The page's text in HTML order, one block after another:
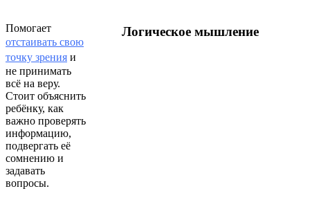
Помогает
отстаивать свою
точку зрения и
не принимать
всё на веру.
Стоит объяснить
ребёнку, как
важно проверять
информацию,
подвергать её
сомнению и
задавать
вопросы.
Логическое мышление